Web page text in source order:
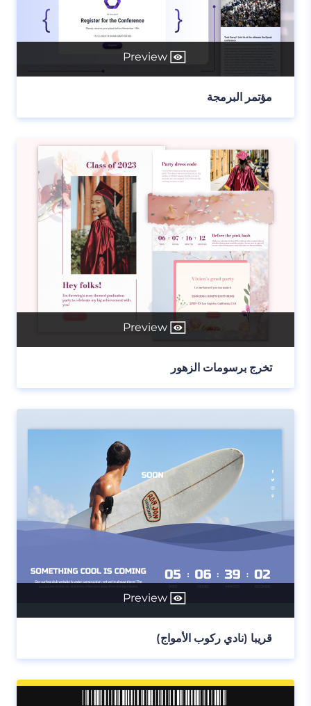
Preview
مؤتمر البرمجة
Preview
تخرج برسومات الزهور
Preview
قريبا (نادي ركوب الأمواج)